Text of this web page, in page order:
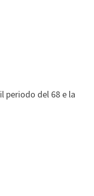
periodo del 68 e la